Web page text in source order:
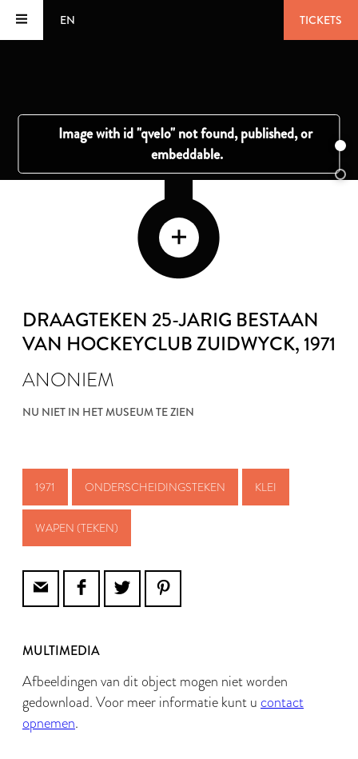
EN TICKETS
DRAAGTEKEN 25-JARIG BESTAAN
VAN HOCKEYCLUB ZUIDWYCK, 1971
ANONIEM
NU NIET IN HET MUSEUM TE ZIEN
1971 ONDERSCHEIDINGSTEKEN KLEI
WAPEN (TEKEN)
MULTIMEDIA
Afbeeldingen van dit object mogen niet worden
gedownload. Voor meer informatie kunt u contact
opnemen.